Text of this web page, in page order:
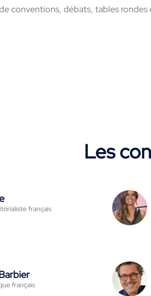
conventions, débats, tables
Les
français
français